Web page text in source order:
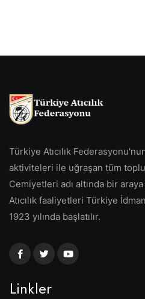
Türkiye Atıcılık
aktiviteleri ile uğraşan tüm
Cemiyetleri adı altında bir
Atıcılık faaliyetleri Türkiye
1923 yılında başlatılır.
Linkler